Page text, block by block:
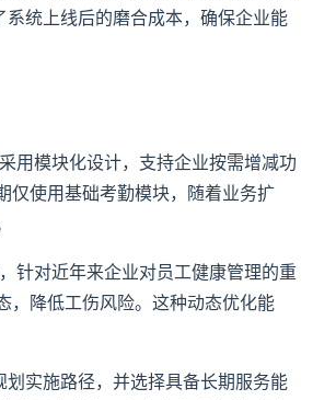
统上线后的磨合成本，确保企业能
用模块化设计，支持企业按需增减功
仅使用基础考勤模块，随着业务扩
针对近年来企业对员工健康管理的重
，降低工伤风险。这种动态优化能
划实施路径，并选择具备长期服务能